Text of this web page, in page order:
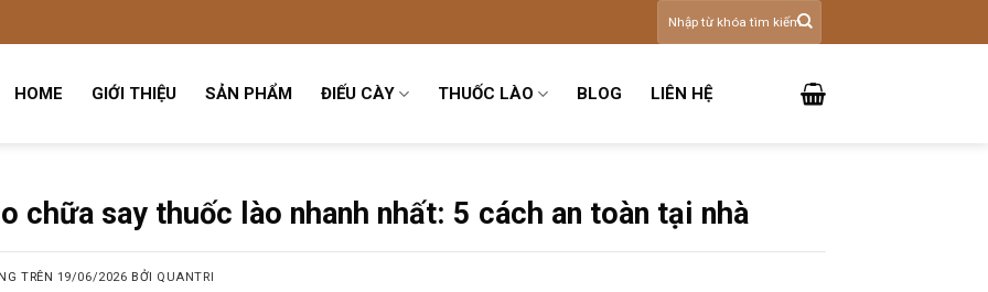
kiếm:
HOME GIỚI THIỆU SẢN PHẨM ĐIẾU CÀY THUỐC LÀO BLOG LIÊN HỆ
chữa say thuốc lào nhanh nhất: 5 cách an toàn tại nhà
TRÊN 19/06/2026 BỞI QUANTRI